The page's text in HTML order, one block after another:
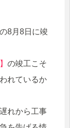
8月8日に竣
の竣工こそ
れているか
れから工事